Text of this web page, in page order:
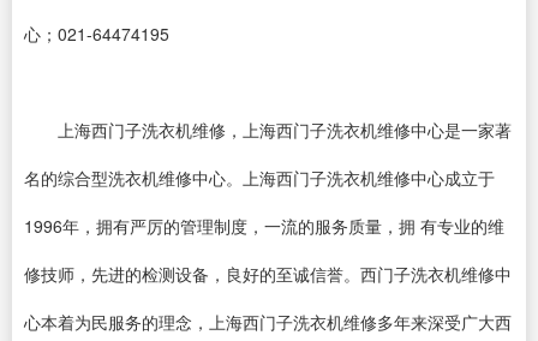
心；021-64474195
上海西门子洗衣机维修，上海西门子洗衣机维修中心是一家著
名的综合型洗衣机维修中心。上海西门子洗衣机维修中心成立于
1996年，拥有严厉的管理制度，一流的服务质量，拥 有专业的维
修技师，先进的检测设备，良好的至诚信誉。西门子洗衣机维修中
心本着为民服务的理念，上海西门子洗衣机维修多年来深受广大西